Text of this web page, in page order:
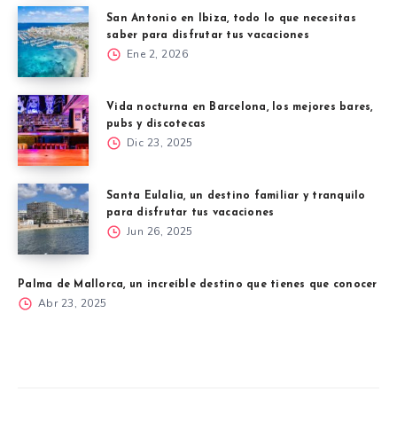
San Antonio en Ibiza, todo lo que necesitas
saber para disfrutar tus vacaciones
Ene 2, 2026
Vida nocturna en Barcelona, los mejores bares,
pubs y discotecas
Dic 23, 2025
Santa Eulalia, un destino familiar y tranquilo
para disfrutar tus vacaciones
Jun 26, 2025
Palma de Mallorca, un increíble destino que tienes que conocer
Abr 23, 2025